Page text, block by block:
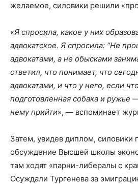
желаемое, силовики решили
«Я спросила, какое у них
адвокатское. Я спросила: “Не
адвокатами, а не обысками
ответил, что понимает, что
адвокатами, и что у него, если
подготовленная собака и ружье
нему прийти», — вспоминает
Затем, увидев диплом, силовики
обсуждение Высшей школы
там ходят «парни-либералы с
Осуждали Тургенева за